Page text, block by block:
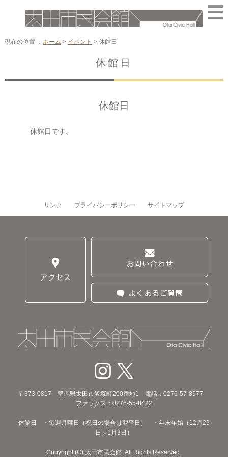
現在の位置 ： ホーム > イベント > 休館日
休館日
休館日
休館日です。
リンク プライバシーポリシー サイトマップ
〒373‐0817 群馬県太田市飯塚町200番地1 電話：0276-57-8577
ファックス：0276-55-8422
休館日 ・毎週月曜日（祝日の場合は翌平日） ・年末年始（12月29
日～1月3日）
Copyright (C) 太田市民会館. All Rights Reserved.